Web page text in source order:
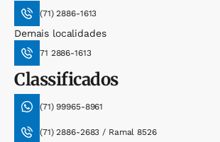
(71) 2886-1613
Demais localidades
71 2886-1613
Classificados
(71) 99965-8961
(71) 2886-2683 / Ramal 8526